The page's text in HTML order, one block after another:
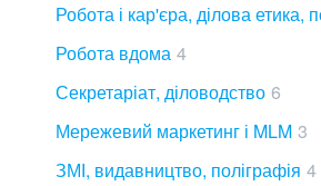
Робота і кар'єра, ділова етика,
Робота вдома 4
Секретаріат, діловодство 6
Мережевий маркетинг і MLM 3
ЗМІ, видавництво, поліграфія 4